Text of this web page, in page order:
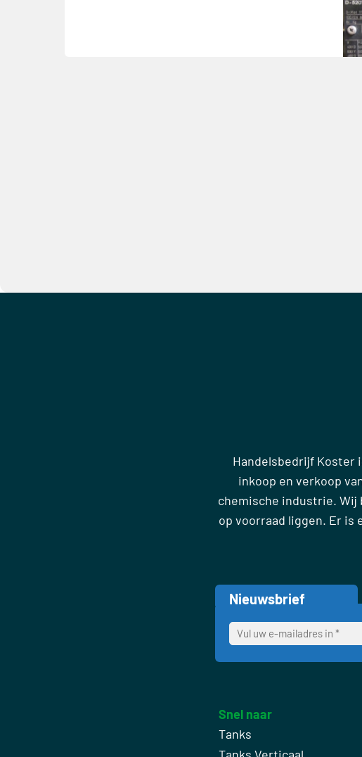
Handelsbedrijf Koster
inkoop en verkoop
chemische industrie. Wij
op voorraad liggen. Er is
Nieuwsbrief
Snel naar
Tanks